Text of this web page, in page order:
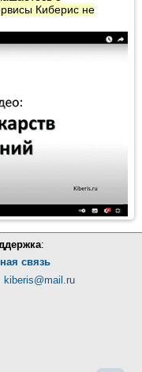
Киберис не
:
связь
kiberis@mail.ru